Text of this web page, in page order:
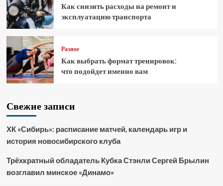
Как снизить расходы на ремонт и
эксплуатацию транспорта
Разное
Как выбрать формат тренировок:
что подойдет именно вам
Свежие записи
ХК «Сибирь»: расписание матчей, календарь игр и
история новосибирского клуба
Трёхкратный обладатель Кубка Стэнли Сергей Брылин
возглавил минское «Динамо»